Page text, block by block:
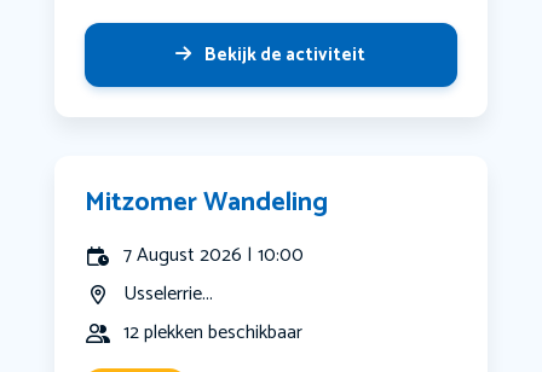
Bekijk de activiteit
Mitzomer Wandeling
7 August 2026 | 10:00
Usselerrie...
12 plekken beschikbaar